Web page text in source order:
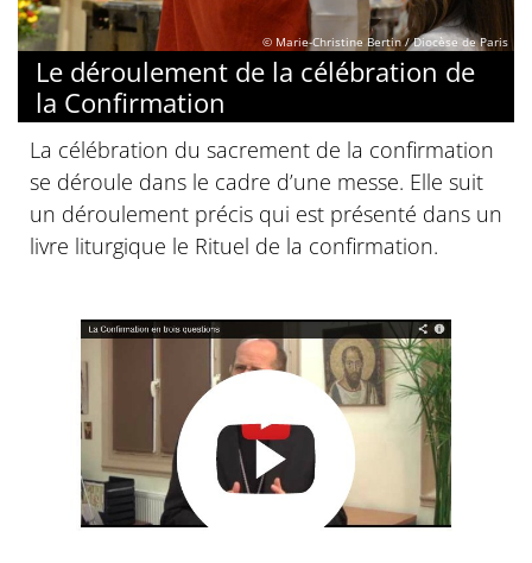
© Marie-Christine Bertin / Diocèse de Paris
Le déroulement de la célébration de
la Confirmation
La célébration du sacrement de la confirmation
se déroule dans le cadre d’une messe. Elle suit
un déroulement précis qui est présenté dans un
livre liturgique le Rituel de la confirmation.